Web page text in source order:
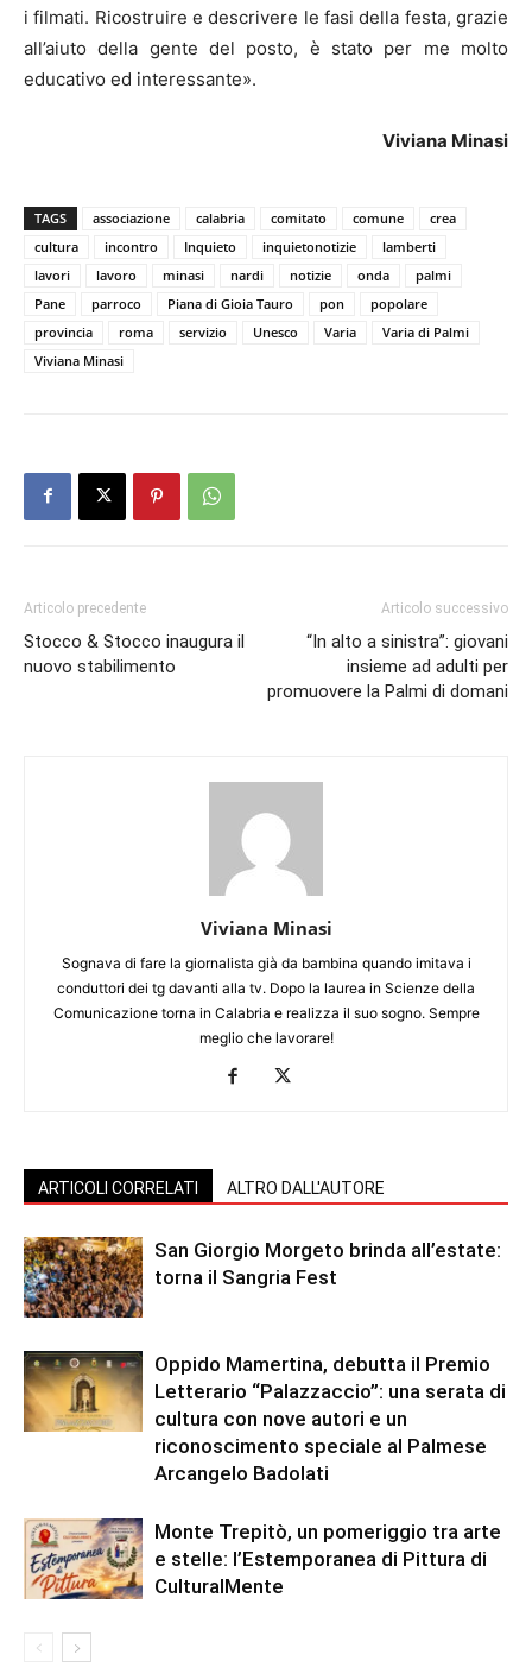
i filmati. Ricostruire e descrivere le fasi della festa, grazie
all’aiuto della gente del posto, è stato per me molto
educativo ed interessante».
Viviana Minasi
TAGS associazione calabria comitato comune
crea
cultura
incontro Inquieto inquietonotizie
lamberti
lavori
lavoro minasi nardi notizie onda
palmi
Pane
parroco Piana di Gioia Tauro pon
popolare
provincia
roma servizio Unesco Varia
Varia di Palmi
Viviana Minasi
Articolo precedente
Stocco & Stocco inaugura il
nuovo stabilimento
Articolo successivo
“In alto a sinistra”: giovani
insieme ad adulti per
promuovere la Palmi di domani
Viviana Minasi
Sognava di fare la giornalista già da bambina quando imitava i
conduttori dei tg davanti alla tv. Dopo la laurea in Scienze della
Comunicazione torna in Calabria e realizza il suo sogno. Sempre
meglio che lavorare!
ARTICOLI CORRELATI ALTRO DALL'AUTORE
San Giorgio Morgeto brinda all’estate:
torna il Sangria Fest
Oppido Mamertina, debutta il Premio
Letterario “Palazzaccio”: una serata di
cultura con nove autori e un
riconoscimento speciale al Palmese
Arcangelo Badolati
Monte Trepitò, un pomeriggio tra arte
e stelle: l’Estemporanea di Pittura di
CulturalMente